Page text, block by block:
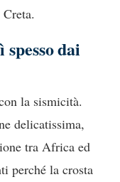
dai
la sismicità.
delicatissima,
tra Africa ed
perché la crosta